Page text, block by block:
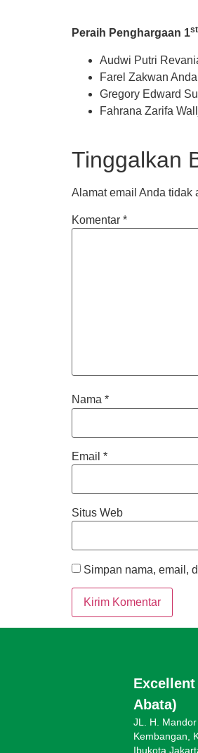
Peraih Penghargaan 1st
Audwi Putri
Farel Zakwan
Gregory Edward
Fahrana Zarifa
Tinggalkan
Alamat email Anda tidak
Komentar *
Nama *
Email *
Situs Web
Simpan nama, email,
Abata)
JL. H. Mandor
Kembangan,
Ibukota